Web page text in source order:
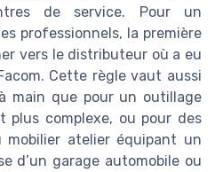
de service. Pour un
professionnels, la première
vers le distributeur où a eu
Cette règle vaut aussi
main que pour un outillage
plus complexe, ou pour des
mobilier atelier équipant un
d’un garage automobile ou